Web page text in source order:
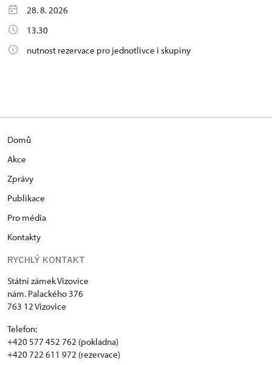
28. 8. 2026
13.30
nutnost rezervace pro jednotlivce i skupiny
Domů
Akce
Zprávy
Publikace
Pro média
Kontakty
RYCHLÝ KONTAKT
Státní zámek Vizovice
nám. Palackého 376
763 12 Vizovice
Telefon:
+420 577 452 762 (pokladna)
+420 722 611 972 (rezervace)